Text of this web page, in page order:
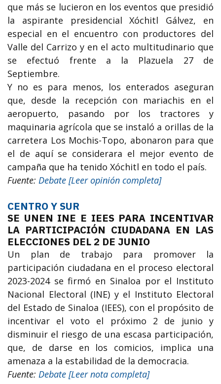
que más se lucieron en los eventos que presidió
la aspirante presidencial Xóchitl Gálvez, en
especial en el encuentro con productores del
Valle del Carrizo y en el acto multitudinario que
se efectuó frente a la Plazuela 27 de
Septiembre.
Y no es para menos, los enterados aseguran
que, desde la recepción con mariachis en el
aeropuerto, pasando por los tractores y
maquinaria agrícola que se instaló a orillas de la
carretera Los Mochis-Topo, abonaron para que
el de aquí se considerara el mejor evento de
campaña que ha tenido Xóchitl en todo el país.
Fuente: Debate [Leer opinión completa]
CENTRO Y SUR
SE UNEN INE E IEES PARA INCENTIVAR
LA PARTICIPACIÓN CIUDADANA EN LAS
ELECCIONES DEL 2 DE JUNIO
Un plan de trabajo para promover la
participación ciudadana en el proceso electoral
2023-2024 se firmó en Sinaloa por el Instituto
Nacional Electoral (INE) y el Instituto Electoral
del Estado de Sinaloa (IEES), con el propósito de
incentivar el voto el próximo 2 de junio y
disminuir el riesgo de una escasa participación,
que, de darse en los comicios, implica una
amenaza a la estabilidad de la democracia.
Fuente: Debate [Leer nota completa]